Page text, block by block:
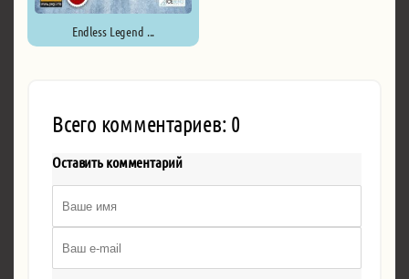
Endless Legend ...
Всего комментариев: 0
Оставить комментарий